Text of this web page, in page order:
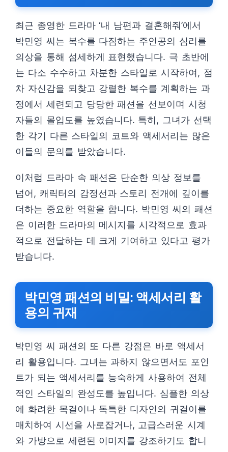
최근 종영한 드라마 ‘내 남편과 결혼해줘’에서
박민영 씨는 복수를 다짐하는 주인공의 심리를
의상을 통해 섬세하게 표현했습니다. 극 초반에
는 다소 수수하고 차분한 스타일로 시작하여, 점
차 자신감을 되찾고 강렬한 복수를 계획하는 과
정에서 세련되고 당당한 패션을 선보이며 시청
자들의 몰입도를 높였습니다. 특히, 그녀가 선택
한 각기 다른 스타일의 코트와 액세서리는 많은
이들의 문의를 받았습니다.
이처럼 드라마 속 패션은 단순한 의상 정보를
넘어, 캐릭터의 감정선과 스토리 전개에 깊이를
더하는 중요한 역할을 합니다. 박민영 씨의 패션
은 이러한 드라마의 메시지를 시각적으로 효과
적으로 전달하는 데 크게 기여하고 있다고 평가
받습니다.
박민영 패션의 비밀: 액세서리 활
용의 귀재
박민영 씨 패션의 또 다른 강점은 바로 액세서
리 활용입니다. 그녀는 과하지 않으면서도 포인
트가 되는 액세서리를 능숙하게 사용하여 전체
적인 스타일의 완성도를 높입니다. 심플한 의상
에 화려한 목걸이나 독특한 디자인의 귀걸이를
매치하여 시선을 사로잡거나, 고급스러운 시계
와 가방으로 세련된 이미지를 강조하기도 합니